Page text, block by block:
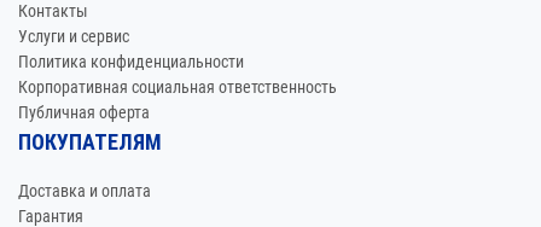
Контакты
Услуги и сервис
Политика конфиденциальности
Корпоративная социальная ответственность
Публичная оферта
ПОКУПАТЕЛЯМ
Доставка и оплата
Гарантия